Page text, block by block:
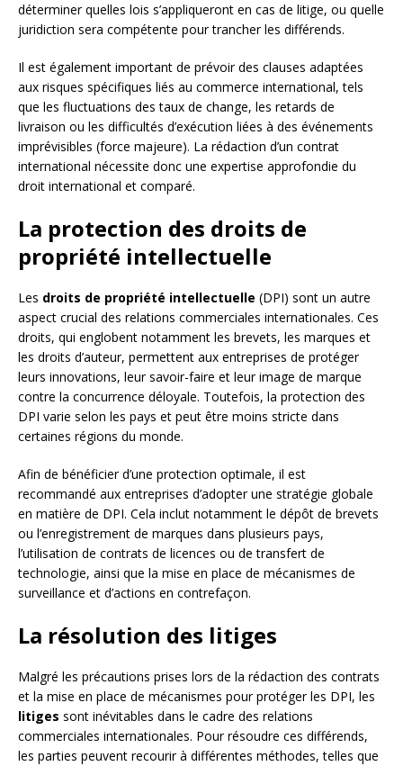
déterminer quelles lois s’appliqueront en cas de litige, ou quelle
juridiction sera compétente pour trancher les différends.
Il est également important de prévoir des clauses adaptées
aux risques spécifiques liés au commerce international, tels
que les fluctuations des taux de change, les retards de
livraison ou les difficultés d’exécution liées à des événements
imprévisibles (force majeure). La rédaction d’un contrat
international nécessite donc une expertise approfondie du
droit international et comparé.
La protection des droits de
propriété intellectuelle
Les droits de propriété intellectuelle (DPI) sont un autre
aspect crucial des relations commerciales internationales. Ces
droits, qui englobent notamment les brevets, les marques et
les droits d’auteur, permettent aux entreprises de protéger
leurs innovations, leur savoir-faire et leur image de marque
contre la concurrence déloyale. Toutefois, la protection des
DPI varie selon les pays et peut être moins stricte dans
certaines régions du monde.
Afin de bénéficier d’une protection optimale, il est
recommandé aux entreprises d’adopter une stratégie globale
en matière de DPI. Cela inclut notamment le dépôt de brevets
ou l’enregistrement de marques dans plusieurs pays,
l’utilisation de contrats de licences ou de transfert de
technologie, ainsi que la mise en place de mécanismes de
surveillance et d’actions en contrefaçon.
La résolution des litiges
Malgré les précautions prises lors de la rédaction des contrats
et la mise en place de mécanismes pour protéger les DPI, les
litiges sont inévitables dans le cadre des relations
commerciales internationales. Pour résoudre ces différends,
les parties peuvent recourir à différentes méthodes, telles que